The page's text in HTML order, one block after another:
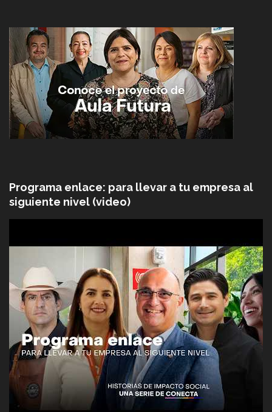
Programa enlace: para llevar a tu empresa al
siguiente nivel (video)